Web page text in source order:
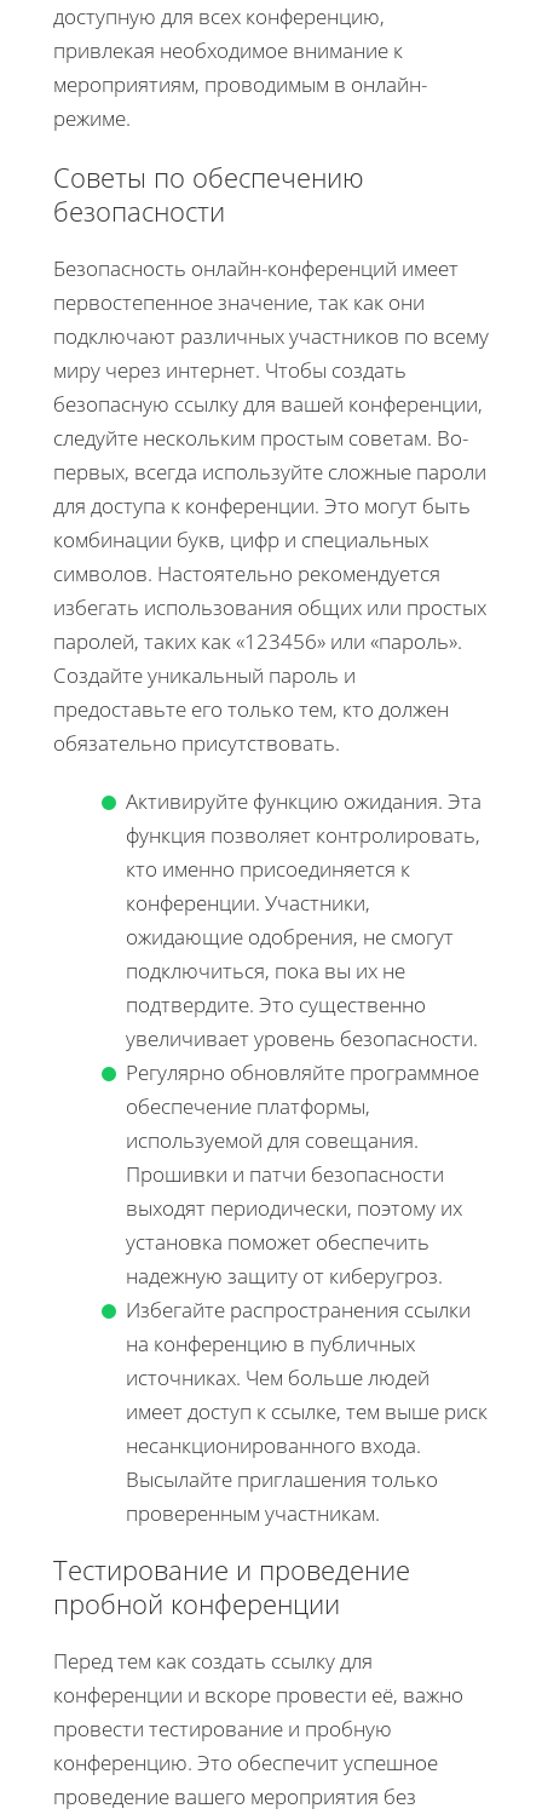
доступную для всех конференцию,
привлекая необходимое внимание к
мероприятиям, проводимым в онлайн-
режиме.
Советы по обеспечению
безопасности
Безопасность онлайн-конференций имеет
первостепенное значение, так как они
подключают различных участников по всему
миру через интернет. Чтобы создать
безопасную ссылку для вашей конференции,
следуйте нескольким простым советам. Во-
первых, всегда используйте сложные пароли
для доступа к конференции. Это могут быть
комбинации букв, цифр и специальных
символов. Настоятельно рекомендуется
избегать использования общих или простых
паролей, таких как «123456» или «пароль».
Создайте уникальный пароль и
предоставьте его только тем, кто должен
обязательно присутствовать.
Активируйте функцию ожидания. Эта
функция позволяет контролировать,
кто именно присоединяется к
конференции. Участники,
ожидающие одобрения, не смогут
подключиться, пока вы их не
подтвердите. Это существенно
увеличивает уровень безопасности.
Регулярно обновляйте программное
обеспечение платформы,
используемой для совещания.
Прошивки и патчи безопасности
выходят периодически, поэтому их
установка поможет обеспечить
надежную защиту от киберугроз.
Избегайте распространения ссылки
на конференцию в публичных
источниках. Чем больше людей
имеет доступ к ссылке, тем выше риск
несанкционированного входа.
Высылайте приглашения только
проверенным участникам.
Тестирование и проведение
пробной конференции
Перед тем как создать ссылку для
конференции и вскоре провести её, важно
провести тестирование и пробную
конференцию. Это обеспечит успешное
проведение вашего мероприятия без